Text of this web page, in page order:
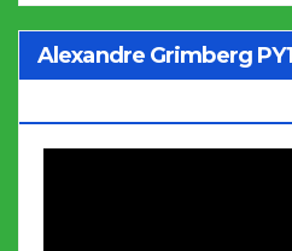
Alexandre Grimberg